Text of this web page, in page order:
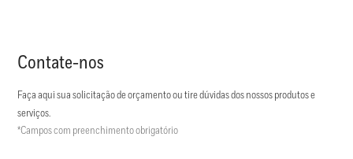
Contate-nos
Faça aqui sua solicitação de orçamento ou tire dúvidas dos nossos produtos e
serviços.
*Campos com preenchimento obrigatório